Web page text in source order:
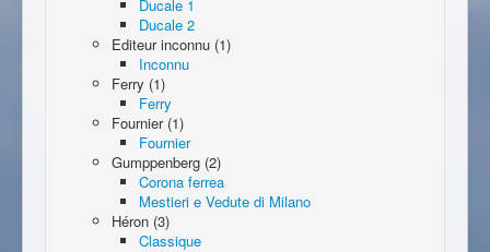
Ducale 1
Ducale 2
Editeur inconnu (1)
Inconnu
Ferry (1)
Ferry
Fournier (1)
Fournier
Gumppenberg (2)
Corona ferrea
Mestieri e Vedute di Milano
Héron (3)
Classique